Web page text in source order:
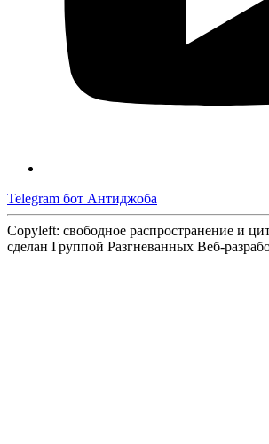
Telegram бот Антиджоба
Copyleft: свободное распространение и
сделан Группой Разгневанных Веб-